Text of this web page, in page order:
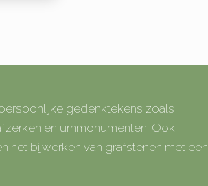
gedenktekens zoals
en urnmonumenten. Ook
het bijwerken van grafstenen met een